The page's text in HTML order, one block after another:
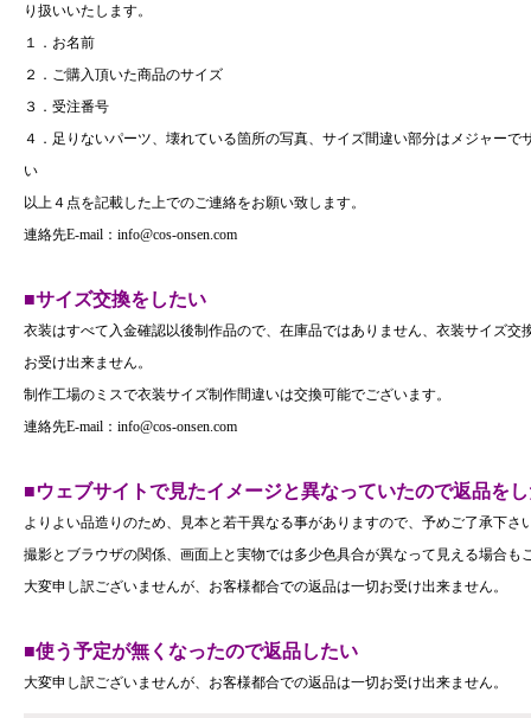
り扱いいたします。
１．お名前
２．ご購入頂いた商品のサイズ
３．受注番号
４．足りないパーツ、壊れている箇所の写真、サイズ間違い部分はメジャー
い
以上４点を記載した上でのご連絡をお願い致します。
連絡先E-mail：info@cos-onsen.com
■サイズ交換をしたい
衣装はすべて入金確認以後制作品ので、在庫品ではありません、衣装サイズ交
お受け出来ません。
制作工場のミスで衣装サイズ制作間違いは交換可能でございます。
連絡先E-mail：info@cos-onsen.com
■ウェブサイトで見たイメージと異なっていたので返品を
よりよい品造りのため、見本と若干異なる事がありますので、予めご了承下さ
撮影とブラウザの関係、画面上と実物では多少色具合が異なって見える場合も
大変申し訳ございませんが、お客様都合での返品は一切お受け出来ません。
■使う予定が無くなったので返品したい
大変申し訳ございませんが、お客様都合での返品は一切お受け出来ません。